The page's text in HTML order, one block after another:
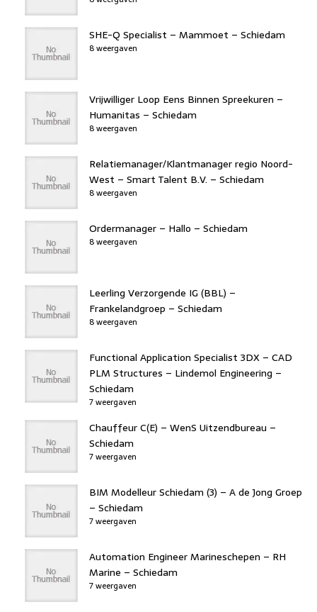
SHE-Q Specialist – Mammoet – Schiedam
8 weergaven
Vrijwilliger Loop Eens Binnen Spreekuren –
Humanitas – Schiedam
8 weergaven
Relatiemanager/Klantmanager regio Noord-
West – Smart Talent B.V. – Schiedam
8 weergaven
Ordermanager – Hallo – Schiedam
8 weergaven
Leerling Verzorgende IG (BBL) –
Frankelandgroep – Schiedam
8 weergaven
Functional Application Specialist 3DX – CAD
PLM Structures – Lindemol Engineering –
Schiedam
7 weergaven
Chauffeur C(E) – WenS Uitzendbureau –
Schiedam
7 weergaven
BIM Modelleur Schiedam (3) – A de Jong Groep
– Schiedam
7 weergaven
Automation Engineer Marineschepen – RH
Marine – Schiedam
7 weergaven